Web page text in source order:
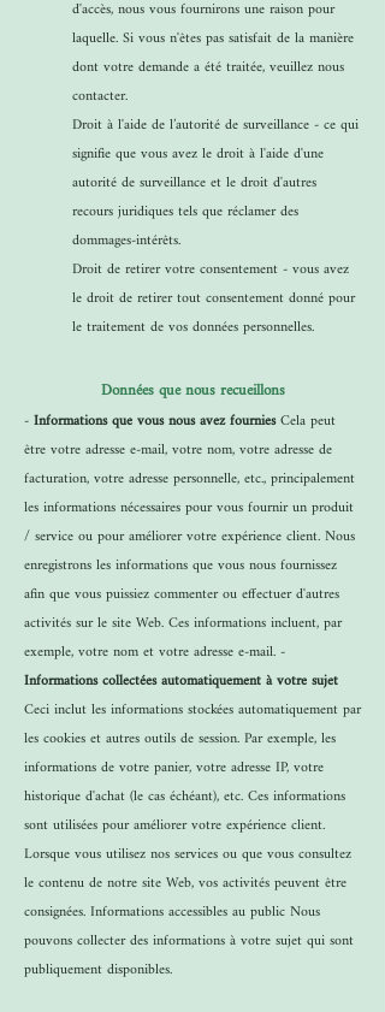
d'accès, nous vous fournirons une raison pour
laquelle. Si vous n'êtes pas satisfait de la manière
dont votre demande a été traitée, veuillez nous
contacter.
Droit à l'aide de l’autorité de surveillance - ce qui
signifie que vous avez le droit à l'aide d'une
autorité de surveillance et le droit d'autres
recours juridiques tels que réclamer des
dommages-intérêts.
Droit de retirer votre consentement - vous avez
le droit de retirer tout consentement donné pour
le traitement de vos données personnelles.
Données que nous recueillons
-Informations que vous nous avez fourniesCela peut
être votre adresse e-mail, votre nom, votre adresse de
facturation, votre adresse personnelle, etc., principalement
les informations nécessaires pour vous fournir un produit
/ service ou pour améliorer votre expérience client. Nous
enregistrons les informations que vous nous fournissez
afin que vous puissiez commenter ou effectuer d'autres
activités sur le site Web. Ces informations incluent, par
exemple, votre nom et votre adresse e-mail. -
Informations collectées automatiquement à votre sujet
Ceci inclut les informations stockées automatiquement par
les cookies et autres outils de session. Par exemple, les
informations de votre panier, votre adresse IP, votre
historique d'achat (le cas échéant), etc. Ces informations
sont utilisées pour améliorer votre expérience client.
Lorsque vous utilisez nos services ou que vous consultez
le contenu de notre site Web, vos activités peuvent être
consignées. Informations accessibles au public Nous
pouvons collecter des informations à votre sujet qui sont
publiquement disponibles.